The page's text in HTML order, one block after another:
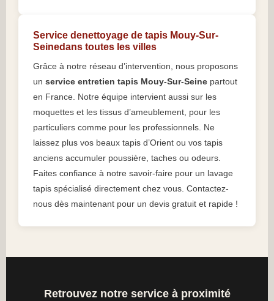
Service denettoyage de tapis Mouy-Sur-
Seinedans toutes les villes
Grâce à notre réseau d’intervention, nous proposons
un service entretien tapis Mouy-Sur-Seine partout
en France. Notre équipe intervient aussi sur les
moquettes et les tissus d’ameublement, pour les
particuliers comme pour les professionnels. Ne
laissez plus vos beaux tapis d’Orient ou vos tapis
anciens accumuler poussière, taches ou odeurs.
Faites confiance à notre savoir-faire pour un lavage
tapis spécialisé directement chez vous. Contactez-
nous dès maintenant pour un devis gratuit et rapide !
Retrouvez notre service à proximité